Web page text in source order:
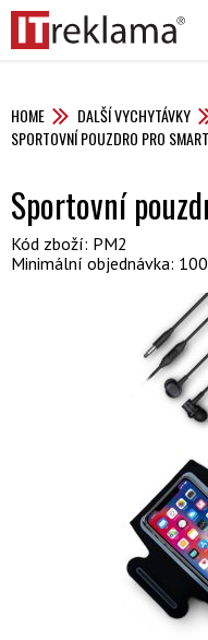
HOME
DALŠÍ VYCHYTÁVKY
SPORTOVNÍ POUZDRO PRO
Sportovní
Kód zboží: PM2
Minimální objednávka: